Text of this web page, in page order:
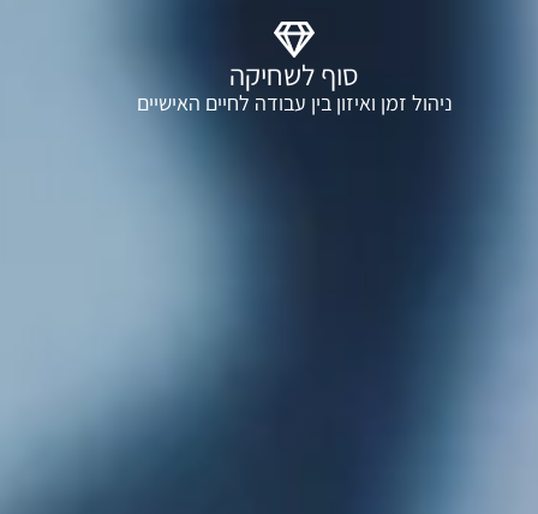
סוף לשחיקה
ניהול זמן ואיזון בין עבודה לחיים האישיים